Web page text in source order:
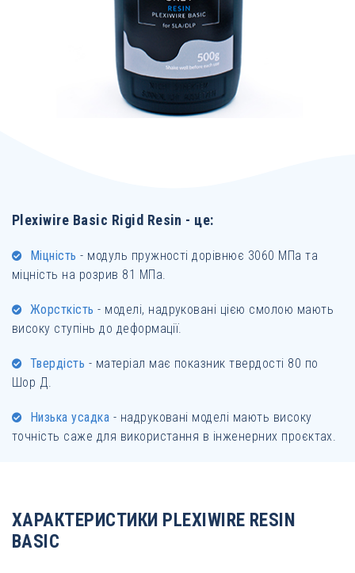
Plexiwire Basic Rigid Resin - це:
Міцність - модуль пружності дорівнює 3060 МПа та
міцність на розрив 81 МПа.
Жорсткість - моделі, надруковані цією смолою мають
високу ступінь до деформації.
Твердість - матеріал має показник твердості 80 по
Шор Д.
Низька усадка - надруковані моделі мають високу
точність саже для використання в інженерних проєктах.
ХАРАКТЕРИСТИКИ PLEXIWIRE RESIN
BASIC